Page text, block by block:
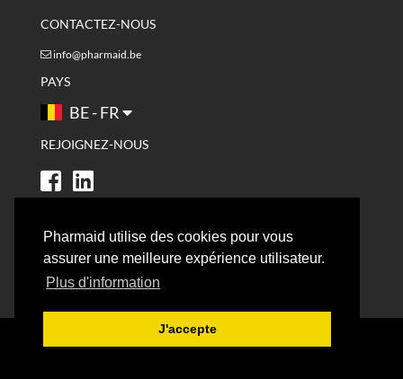
Pharmaid utilise des cookies pour vous
assurer une meilleure expérience utilisateur.
Plus d'information
J'accepte
CONTACTEZ-NOUS
info@pharmaid.be
PAYS
BE - FR
REJOIGNEZ-NOUS